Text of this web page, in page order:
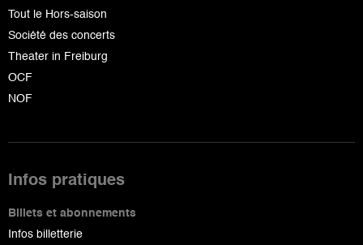
Tout le Hors-saison
Société des concerts
Theater in Freiburg
OCF
NOF
Infos pratiques
Billets et abonnements
Infos billetterie